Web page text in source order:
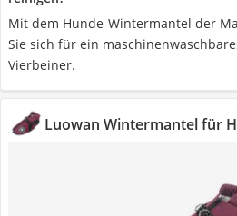
Mit dem Hunde-Wintermantel der
Sie sich für ein
Vierbeiner.
Luowan Wintermantel für